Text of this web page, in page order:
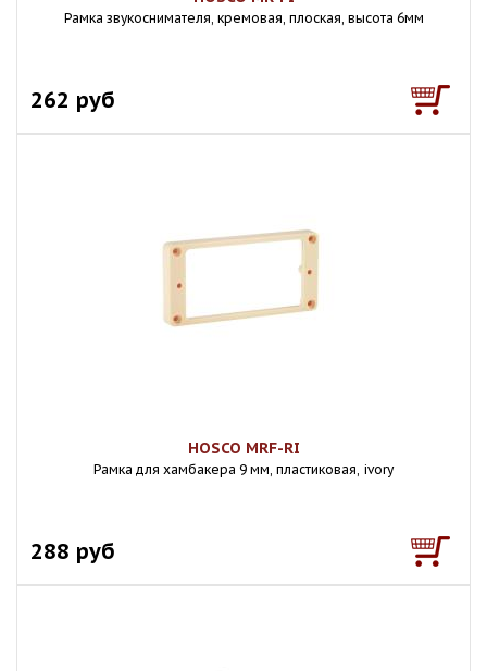
Рамка звукоснимателя, кремовая, плоская, высота 6мм
262 руб
HOSCO MRF-RI
Рамка для хамбакера 9 мм, пластиковая, ivory
288 руб